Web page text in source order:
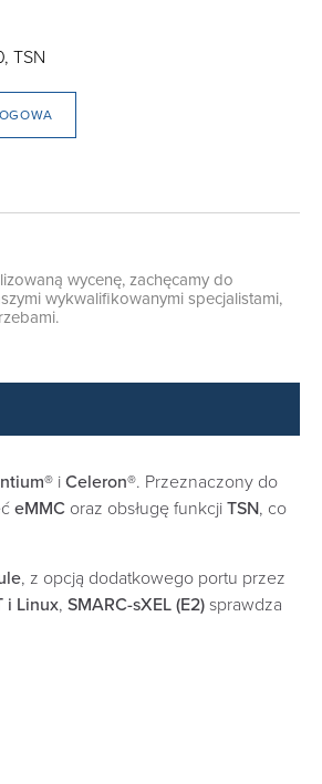
TSN
wycenę, zachęcamy do
wykwalifikowanymi specjalistami,
i Celeron®. Przeznaczony do
eMMC oraz obsługę funkcji TSN, co
, z opcją dodatkowego portu przez
i Linux, SMARC-sXEL (E2) sprawdza